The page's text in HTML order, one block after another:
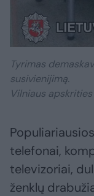
Tyrimas
susivienijimą.
Vilniaus apskrities
telefonai,
televizoriai,
ženklų